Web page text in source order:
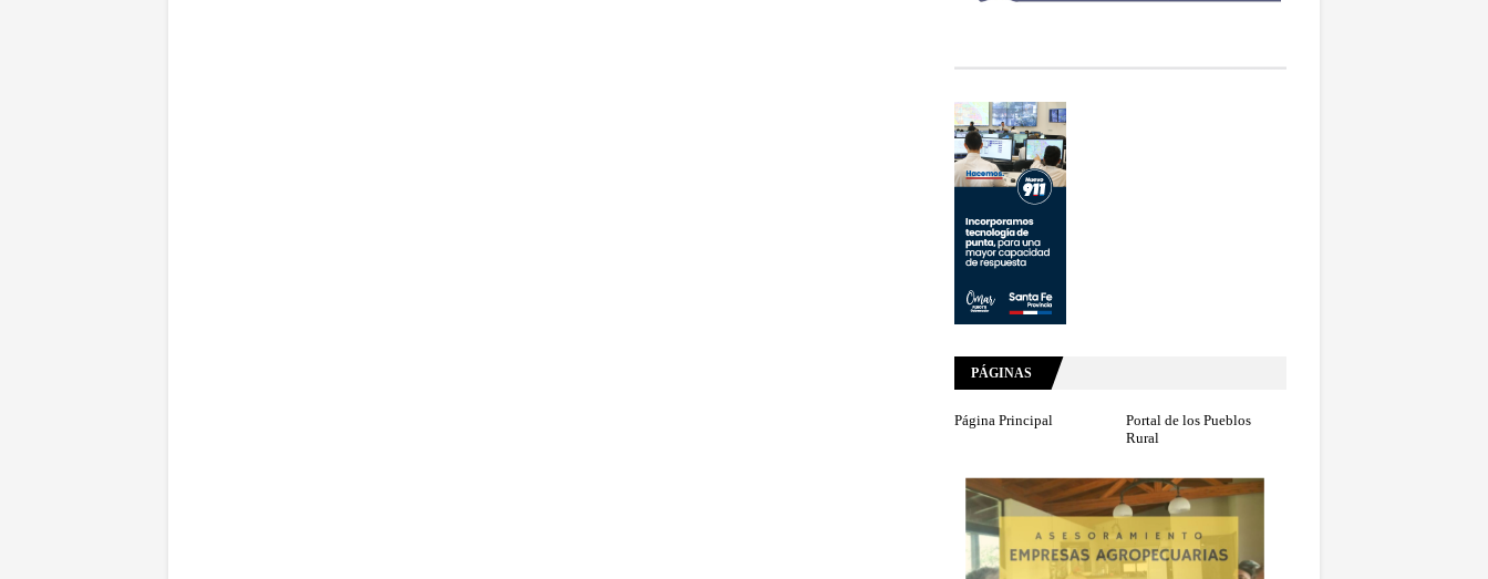
PÁGINAS
Página Principal
Portal de los Pueblos
Rural